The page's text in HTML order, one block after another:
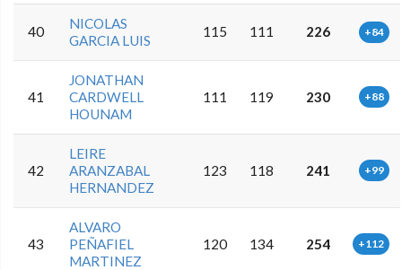
40
NICOLAS
GARCIA LUIS
115 111 226 +84
41
JONATHAN
CARDWELL
HOUNAM
111 119 230 +88
42
LEIRE
ARANZABAL
HERNANDEZ
123 118 241 +99
43
ALVARO
PEÑAFIEL
MARTINEZ
120 134 254 +112